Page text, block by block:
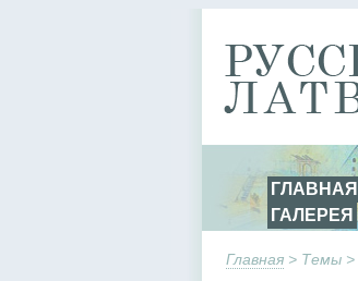
ГЛАВНАЯ
ГАЛЕРЕЯ
Главная > Темы >